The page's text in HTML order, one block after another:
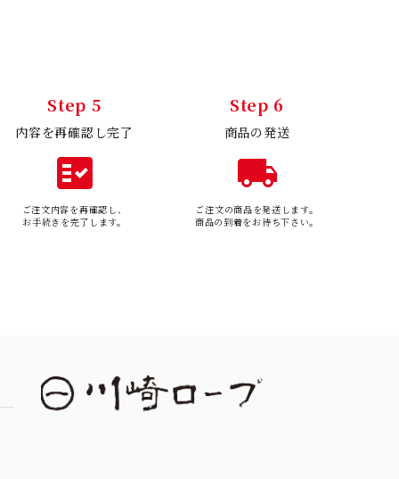
Step 5
内容を再確認し完了
fact_check
ご注文内容を再確認し、
お手続きを完了します。
Step 6
商品の発送
local_shipping
ご注文の商品を発送します。
商品の到着をお待ち下さい。